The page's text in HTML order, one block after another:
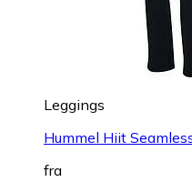
Leggings
Hummel Hiit
fra